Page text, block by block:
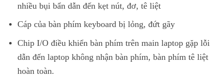
nhiều bụi bẩn dẫn đến kẹt nút, đơ, tê liệt
Cáp của bàn phím keyboard bị lỏng, đứt gãy
Chip I/O điều khiển bàn phím trên main laptop gặp lỗi
dẫn đến laptop không nhận bàn phím, bàn phím tê liệt
hoàn toàn.